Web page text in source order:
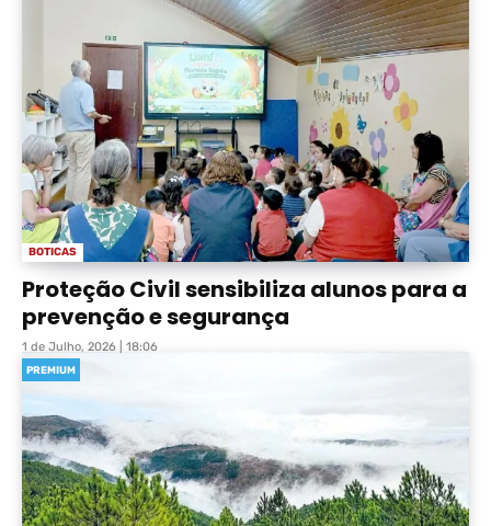
BOTICAS
Proteção Civil sensibiliza alunos para a
prevenção e segurança
1 de Julho, 2026 | 18:06
PREMIUM